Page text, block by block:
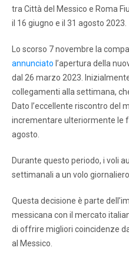
tra Città del Messico e Roma
il 16 giugno e il 31 agosto 2023.
Lo scorso 7 novembre la
annunciato l’apertura della
dal 26 marzo 2023.
collegamenti alla settimana,
Dato l’eccellente riscontro del
incrementare ulteriormente le
agosto.
Durante questo periodo, i voli
settimanali a un volo giornaliero.
Questa decisione è parte
messicana con il mercato
di offrire migliori coincidenze
al Messico.